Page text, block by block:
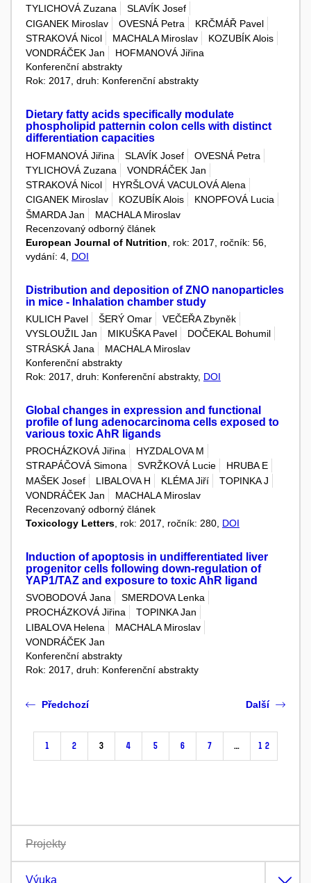
TYLICHOVÁ Zuzana
SLAVÍK Josef
CIGANEK Miroslav
OVESNÁ Petra
KRČMÁŘ Pavel
STRAKOVÁ Nicol
MACHALA Miroslav
KOZUBÍK Alois
VONDRÁČEK Jan
HOFMANOVÁ Jiřina
Konferenční abstrakty
Rok: 2017, druh: Konferenční abstrakty
Dietary fatty acids specifically modulate
phospholipid patternin colon cells with distinct
differentiation capacities
HOFMANOVÁ Jiřina SLAVÍK Josef
OVESNÁ Petra
TYLICHOVÁ Zuzana
VONDRÁČEK Jan
STRAKOVÁ Nicol
HYRŠLOVÁ VACULOVÁ Alena
CIGANEK Miroslav
KOZUBÍK Alois
KNOPFOVÁ Lucia
ŠMARDA Jan
MACHALA Miroslav
Recenzovaný odborný článek
European Journal of Nutrition , rok: 2017, ročník: 56,
vydání: 4, DOI
Distribution and deposition of ZNO nanoparticles
in mice - Inhalation chamber study
KULICH Pavel ŠERÝ Omar
VEČEŘA Zbyněk
VYSLOUŽIL Jan
MIKUŠKA Pavel
DOČEKAL Bohumil
STRÁSKÁ Jana
MACHALA Miroslav
Konferenční abstrakty
Rok: 2017, druh: Konferenční abstrakty, DOI
Global changes in expression and functional
profile of lung adenocarcinoma cells exposed to
various toxic AhR ligands
PROCHÁZKOVÁ Jiřina
HYZDALOVA M
STRAPÁČOVÁ Simona
SVRŽKOVÁ Lucie
HRUBA E
MAŠEK Josef
LIBALOVA H KLÉMA Jiří
TOPINKA J
VONDRÁČEK Jan
MACHALA Miroslav
Recenzovaný odborný článek
Toxicology Letters , rok: 2017, ročník: 280, DOI
Induction of apoptosis in undifferentiated liver
progenitor cells following down-regulation of
YAP1/TAZ and exposure to toxic AhR ligand
SVOBODOVÁ Jana
SMERDOVA Lenka
PROCHÁZKOVÁ Jiřina
TOPINKA Jan
LIBALOVA Helena
MACHALA Miroslav
VONDRÁČEK Jan
Konferenční abstrakty
Rok: 2017, druh: Konferenční abstrakty
Předchozí
1 2 3 4 5 6 7 … 12
Další
Projekty
Výuka